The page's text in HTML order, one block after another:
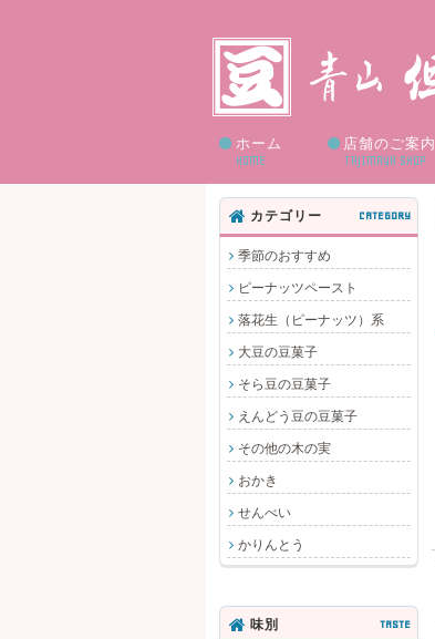
ホーム
HOME
店舗のご案内
TAJIMAYA SHOP
カテゴリー CATEGORY
季節のおすすめ
ピーナッツペースト
落花生（ピーナッツ）系
大豆の豆菓子
そら豆の豆菓子
えんどう豆の豆菓子
その他の木の実
おかき
せんべい
かりんとう
味別 TASTE